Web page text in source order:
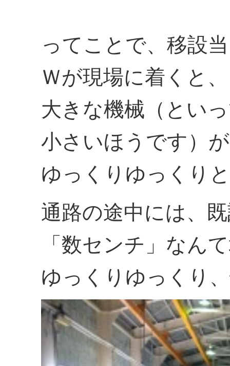
ってことで、移設
Ｗが現場に着くと
大きな機械（とい
小さいほうです）
ゆっくりゆっくり
通路の途中には、
「数センチ」なん
ゆっくりゆっくり